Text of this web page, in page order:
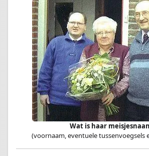
Wat is haar
(voornaam, eventuele tussenvoegsels